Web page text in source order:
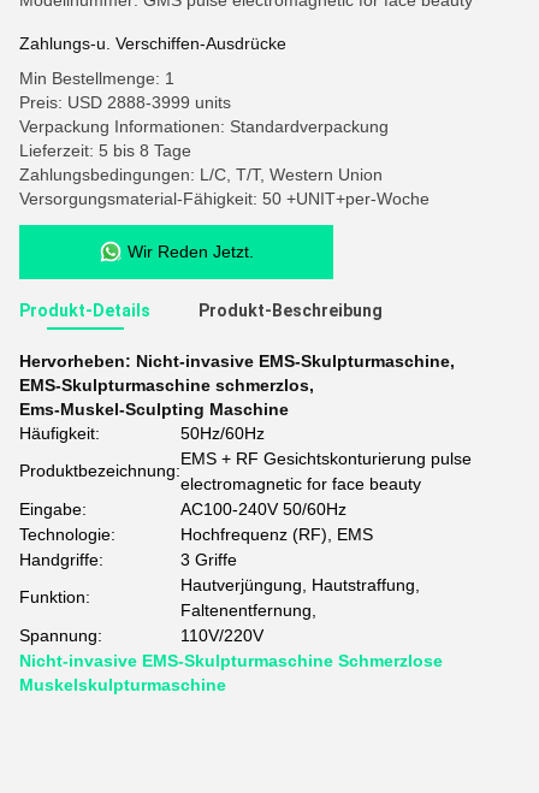
Zahlungs-u. Verschiffen-Ausdrücke
Min Bestellmenge: 1
Preis: USD 2888-3999 units
Verpackung Informationen: Standardverpackung
Lieferzeit: 5 bis 8 Tage
Zahlungsbedingungen: L/C, T/T, Western Union
Versorgungsmaterial-Fähigkeit: 50 +UNIT+per-Woche
Wir Reden Jetzt.
Produkt-Details Produkt-Beschreibung
Hervorheben: Nicht-invasive EMS-Skulpturmaschine,
EMS-Skulpturmaschine schmerzlos,
Ems-Muskel-Sculpting Maschine
Häufigkeit:
50Hz/60Hz
Produktbezeichnung:
EMS + RF Gesichtskonturierung pulse
electromagnetic for face beauty
Eingabe:
AC100-240V 50/60Hz
Technologie:
Hochfrequenz (RF), EMS
Handgriffe:
3 Griffe
Funktion:
Hautverjüngung, Hautstraffung,
Faltenentfernung,
Spannung:
110V/220V
Nicht-invasive EMS-Skulpturmaschine Schmerzlose
Muskelskulpturmaschine